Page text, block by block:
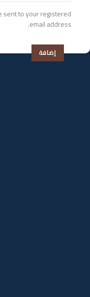
to your registered
email address.